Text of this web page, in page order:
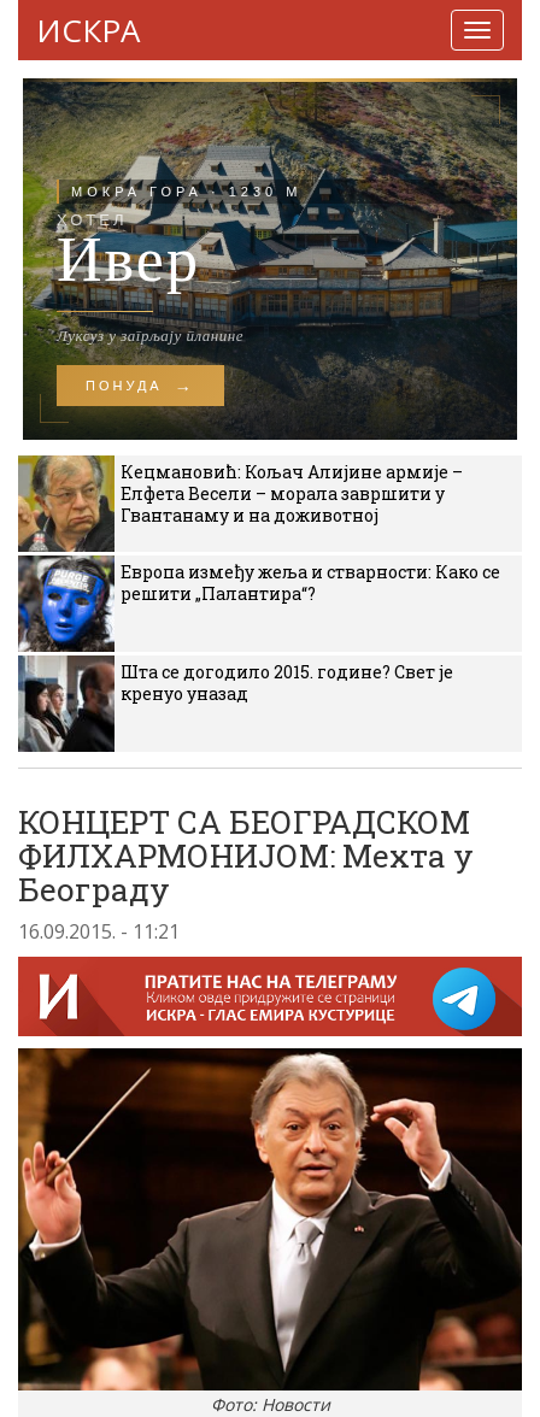
ИСКРА
Кецмановић: Кољач Алијине армије –
Елфета Весели – морала завршити у
Гвантанаму и на доживотној
Европа између жеља и стварности: Како се
решити „Палантира“?
Шта се догодило 2015. године? Свет је
кренуо уназад
КОНЦЕРТ СА БЕОГРАДСКОМ
ФИЛХАРМОНИЈОМ: Мехта у
Београду
16.09.2015. - 11:21
Фото: Новости